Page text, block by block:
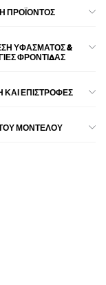
ΠΡΟΪΌΝΤΟΣ
ΥΦΆΣΜΑΤΟΣ &
ΦΡΟΝΤΊΔΑΣ
ΚΑΙ ΕΠΙΣΤΡΟΦΕΣ
ΤΟΥ ΜΟΝΤΈΛΟΥ